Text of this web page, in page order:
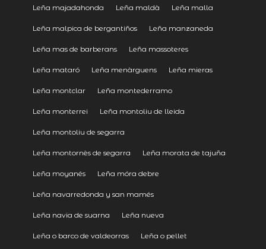
Leña majadahonda Leña maldà Leña malla
Leña malpica de bergantiños Leña manzaneda
Leña mas de barberans Leña massoteres
Leña mataró Leña menàrguens Leña mieras
Leña montclar Leña montederramo
Leña monterrei Leña montoliu de lleida
Leña montoliu de segarra
Leña montornès de segarra Leña morata de tajuña
Leña moyanés Leña móra debre
Leña navarredonda y san mamés
Leña navia de suarna Leña nueva
Leña o barco de valdeorras Leña o pellet